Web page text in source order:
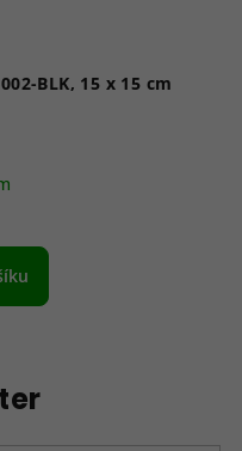
BLK, 15 x 15 cm